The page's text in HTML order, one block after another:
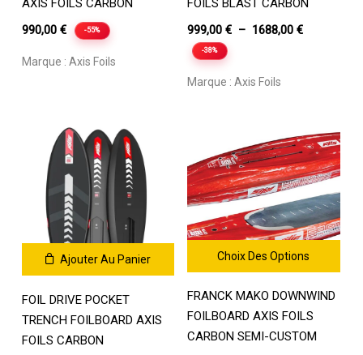
Go To Shop
a
plusieurs
variations.
Les
choisies
page
produit
AXIS FOILS CARBON
990,00 € -55%
Marque : Axis Foils
a
plusieurs
variations.
Les
options
peuvent
la
page
du
produit
FOILS BLAST CARBON
999,00€ – 1688,00€Plage
1688,00 €
-38%
Marque :Axis Foils
Ajouter Au Panier
FOIL DRIVE POCKET
TRENCH FOILBOARD AXIS
FOILS CARBON
Choix Des Options
produit
a
plusieurs
FRANCK MAKO DOWNWIND
FOILBOARD AXIS FOILS
CARBON SEMI-CUSTOM